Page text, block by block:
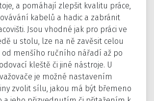
a pomáhají zlepšit kvalitu práce,
kabelů a hadic a zabránit
Jsou vhodné jak pro práci ve
u stolu, lze na ně zavěsit celou
od menšího ručního nářadí až po
kleště či jiné nástroje. U
je možné nastavením
zvolit sílu, jakou má být břemeno